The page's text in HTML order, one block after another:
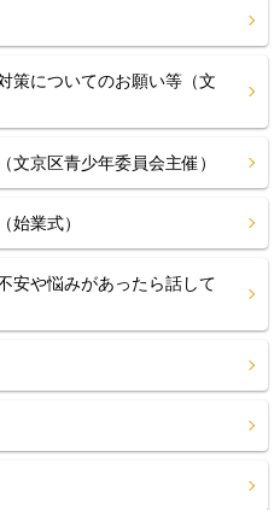
策についてのお願い等（文
文京区青少年委員会主催）
始業式）
安や悩みがあったら話して